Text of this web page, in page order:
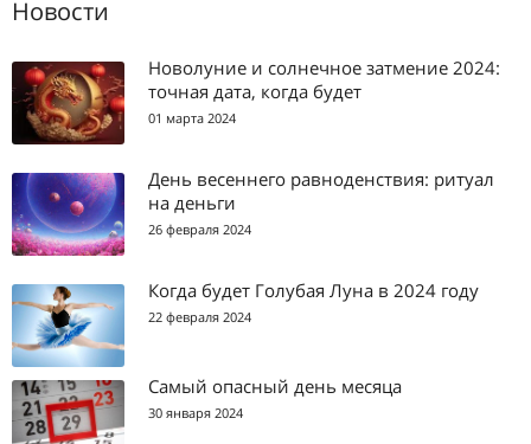
Новости
Новолуние и солнечное затмение 2024:
точная дата, когда будет
01 марта 2024
День весеннего равноденствия: ритуал
на деньги
26 февраля 2024
Когда будет Голубая Луна в 2024 году
22 февраля 2024
Самый опасный день месяца
30 января 2024